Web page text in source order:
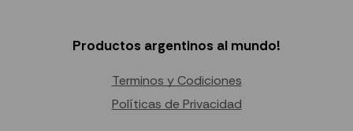
Productos argentinos al mundo!
Terminos y Codiciones
Políticas de Privacidad